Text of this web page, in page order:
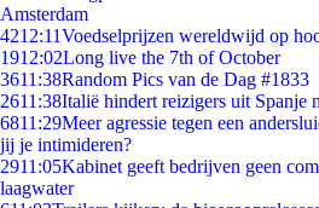
Amsterdam
4212:11Voedselprijzen wereldwijd op
1912:02Long live the 7th of October
3611:38Random Pics van de Dag #1833
2611:38Italië hindert reizigers uit Spanje
6811:29Meer agressie tegen een
jij je intimideren?
2911:05Kabinet geeft bedrijven geen
laagwater